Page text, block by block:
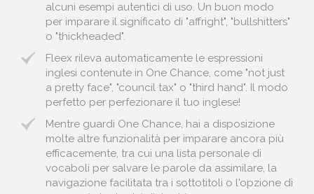
alcuni esempi autentici di uso. Un buon modo
per imparare il significato di "affright", "bullshitters"
o "thickheaded".
Fleex rileva automaticamente le espressioni
inglesi contenute in One Chance, come "not just
a pretty face", "council tax" o "third hand". Il modo
perfetto per perfezionare il tuo inglese!
Mentre guardi One Chance, hai a disposizione
molte altre funzionalità per imparare ancora più
efficacemente, tra cui una lista personale di
vocaboli per salvare le parole da assimilare, la
navigazione facilitata tra i sottotitoli o l'opzione di